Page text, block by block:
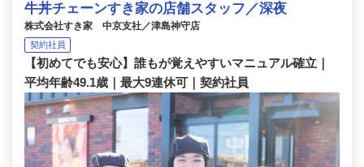
牛丼チェーンすき家の店舗スタッフ／深夜
株式会社すき家 中京支社／津島神守店
契約社員
【初めてでも安心】誰もが覚えやすいマニュアル確立｜
平均年齢49.1歳｜最大9連休可｜契約社員